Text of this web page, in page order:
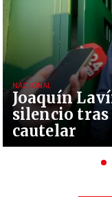
Joaquín
silencio tras
cautelar
NACIONAL